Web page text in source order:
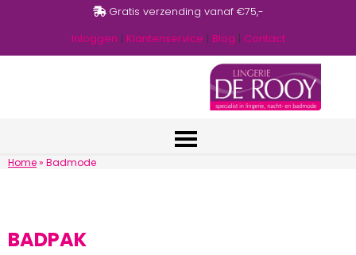
Gratis verzending vanaf €75,-
Inloggen | Klantenservice | Blog | Contact
Home» Badmode
BADPAK